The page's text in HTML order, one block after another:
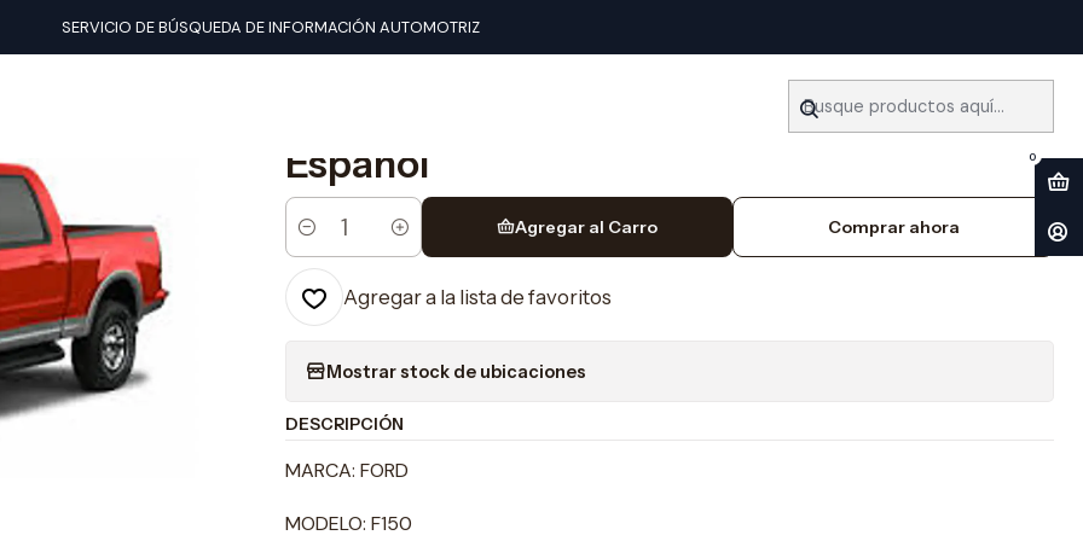
0
SERVICIO DE BÚSQUEDA DE INFORMACIÓN AUTOMOTRIZ
de taller Ford Manual De Taller Ford F150 (1997-2004) Español
Manual De Taller Ford F150 (1997-2004)
Español
Cantidad
Agregar al Carro Comprar ahora
Agregar a la lista de favoritos
Mostrar stock de ubicaciones
DESCRIPCIÓN
MARCA: FORD
MODELO: F150